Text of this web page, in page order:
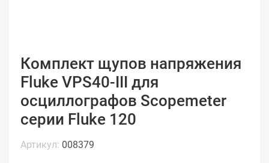
Комплект щупов напряжения
Fluke VPS40-III для
осциллографов Scopemeter
серии Fluke 120
Артикул: 008379